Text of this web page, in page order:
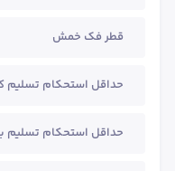
قطر فک خمش
حداقل استحکام
حداقل استحکام تسلیم